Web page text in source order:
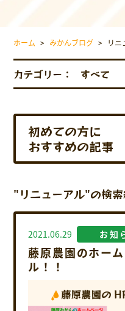
お
プライ
ホーム > みかんブログ > リニ
カテゴリー：
初めての方に
おすすめの記事
"リニューアル"の検
2021.06.29 お知
藤原農園のホー
ル！！